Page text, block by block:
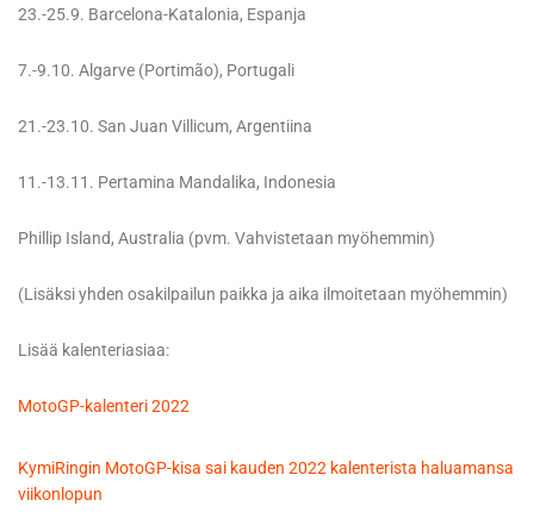
23.-25.9. Barcelona-Katalonia, Espanja
7.-9.10. Algarve (Portimão), Portugali
21.-23.10. San Juan Villicum, Argentiina
11.-13.11. Pertamina Mandalika, Indonesia
Phillip Island, Australia (pvm. Vahvistetaan myöhemmin)
(Lisäksi yhden osakilpailun paikka ja aika ilmoitetaan myöhemmin)
Lisää kalenteriasiaa:
MotoGP-kalenteri 2022
KymiRingin MotoGP-kisa sai kauden 2022 kalenterista haluamansa
viikonlopun